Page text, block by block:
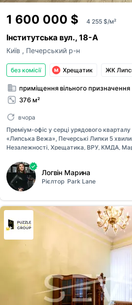
1 600 000 $ 4 255 $/м²
Інститутська вул., 18-А
Київ , Печерський р-н
без комісії Хрещатик ЖК
приміщення вільного призначення
376 м²
вчора
Преміум-офіс у серці урядового
«Липська Вежа», Печерські Липки 5
Незалежності, Хрещатика, ВРУ, КМДА,
паркінг, воєнізована охорона 24/7,
витяжна вентиляція, приватний ЖЕК.
ремонтом преміум-класу,
панорамним видом на Дніпро, історичний
парку. Ідеально під: - представницький
консалтингову компанію - - family office -
Статусна локація + максимальний
інфраструктура Тут Ваш офіс буде не...
Логвін Марина
Рієлтор Park Lane